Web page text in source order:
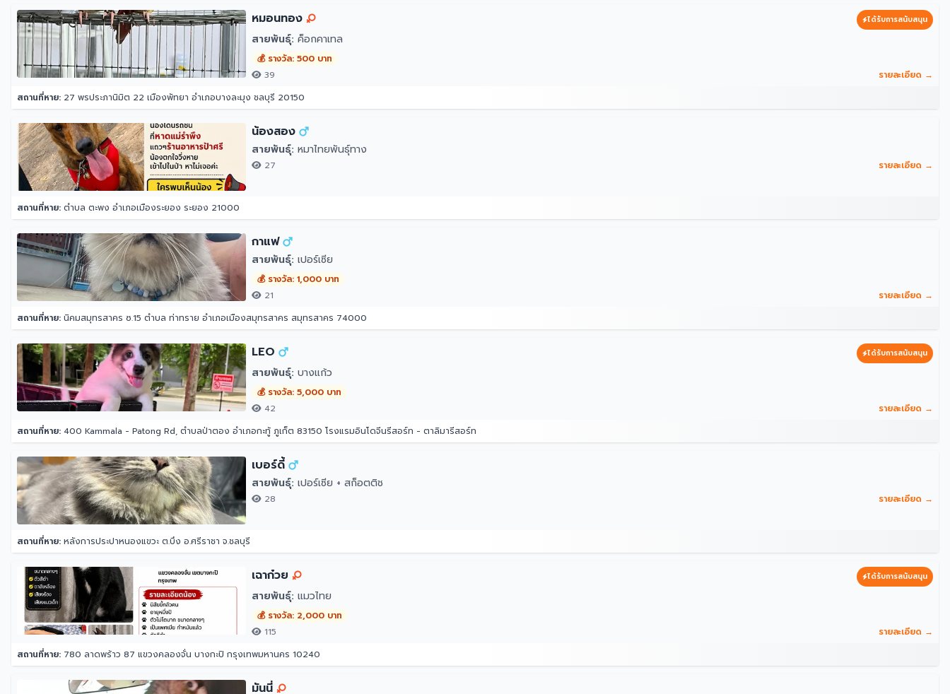
หมอนทอง ได้รับการสนับสนุน
สายพันธุ์: ค็อกคาเทล
💰 รางวัล: 500 บาท
39
รายละเอียด →
สถานที่หาย: 27 พรประภานิมิต 22 เมืองพัทยา อำเภอบางละมุง ชลบุรี 20150
น้องสอง
สายพันธุ์: หมาไทยพันธุ์ทาง
27 รายละเอียด →
สถานที่หาย: ตำบล ตะพง อำเภอเมืองระยอง ระยอง 21000
กาแฟ
สายพันธุ์: เปอร์เซีย
💰 รางวัล: 1,000 บาท
21
รายละเอียด →
สถานที่หาย: นิคมสมุทรสาคร ซ.15 ตำบล ท่าทราย อำเภอเมืองสมุทรสาคร สมุทรสาคร 74000
LEO ได้รับการสนับสนุน
สายพันธุ์: บางแก้ว
💰 รางวัล: 5,000 บาท
42
รายละเอียด →
สถานที่หาย: 400 Kammala - Patong Rd, ตำบลป่าตอง อำเภอกะทู้ ภูเก็ต 83150 โรงแรมอินโดจีนรีสอร์ท - ตาลิมารีสอร์ท
เบอร์ดี้
สายพันธุ์: เปอร์เซีย + สก็อตติช
28 รายละเอียด →
สถานที่หาย: หลังการประปาหนองแขวะ ต.บึง อ.ศรีราชา จ.ชลบุรี
เฉาก๋วย ได้รับการสนับสนุน
สายพันธุ์: แมวไทย
💰 รางวัล: 2,000 บาท
115
รายละเอียด →
สถานที่หาย: 780 ลาดพร้าว 87 แขวงคลองจั่น บางกะปิ กรุงเทพมหานคร 10240
มันนี่